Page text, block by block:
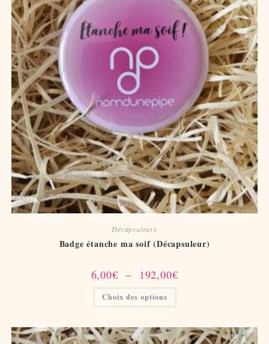
Décapsuleurs
Badge étanche ma soif (Décapsuleur)
6,00€ – 192,00€Plage
de
Choix des options
Ce
a
Les
options